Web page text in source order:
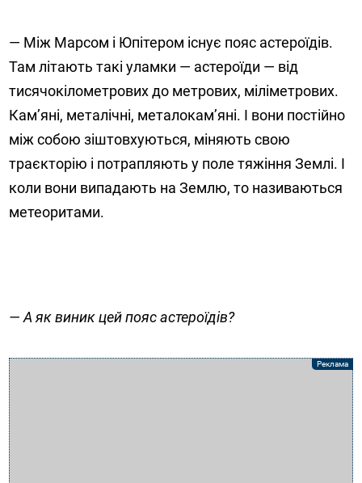
— Між Марсом і Юпітером існує пояс астероїдів.
Там літають такі уламки — астероїди — від
тисячокілометрових до метрових, міліметрових.
Кам’яні, металічні, металокам’яні. І вони постійно
між собою зіштовхуються, міняють свою
траєкторію і потрапляють у поле тяжіння Землі. І
коли вони випадають на Землю, то називаються
метеоритами.
— А як виник цей пояс астероїдів?